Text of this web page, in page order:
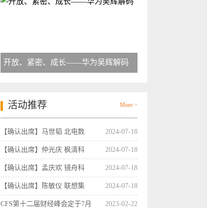
开放、紧密、成长——华为吴辉解码
活动推荐 More >
【确认出席】马世韬 北电数 2024-07-18
【确认出席】仲光庆 枫清科 2024-07-18
【确认出席】孟庆欢 镜舟科 2024-07-18
【确认出席】陈敏仪 联想集 2024-07-18
CFS第十二届财经峰会定于7月 2023-02-22